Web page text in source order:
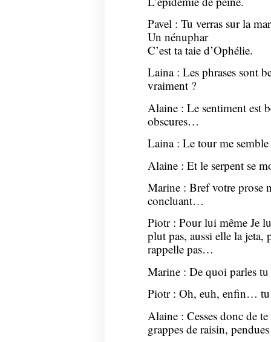
Pavel : Tu verras sur la
Un nénuphar
C’est ta taie d’Ophélie.
Laina : Les phrases sont
vraiment ?
Alaine : Le sentiment est
obscures…
Laina : Le tour me
Alaine : Et le serpent se
Marine : Bref votre prose
concluant…
Piotr : Pour lui même Je
plut pas, aussi elle la jeta,
rappelle pas…
Marine : De quoi parles
Piotr : Oh, euh, enfin… tu
Alaine : Cesses donc de
grappes de raisin,